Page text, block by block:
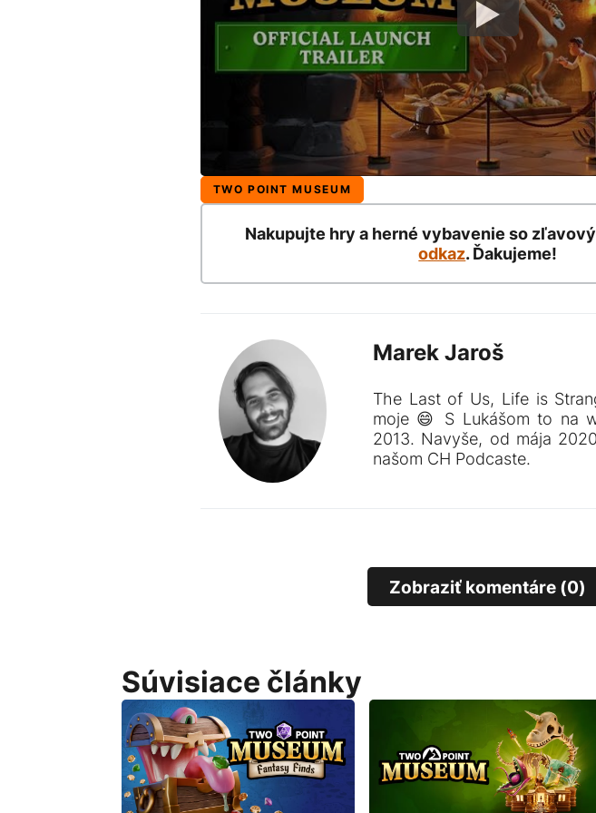
TWO POINT MUSEUM
Nakupujte hry a herné vybavenie so
odkaz. Ďakujeme!
Marek Jaroš
The Last of Us, Life is
moje 😄 S Lukášom to na
2013. Navyše, od mája
našom CH Podcaste.
Zobraziť komentáre (0)
Súvisiace články